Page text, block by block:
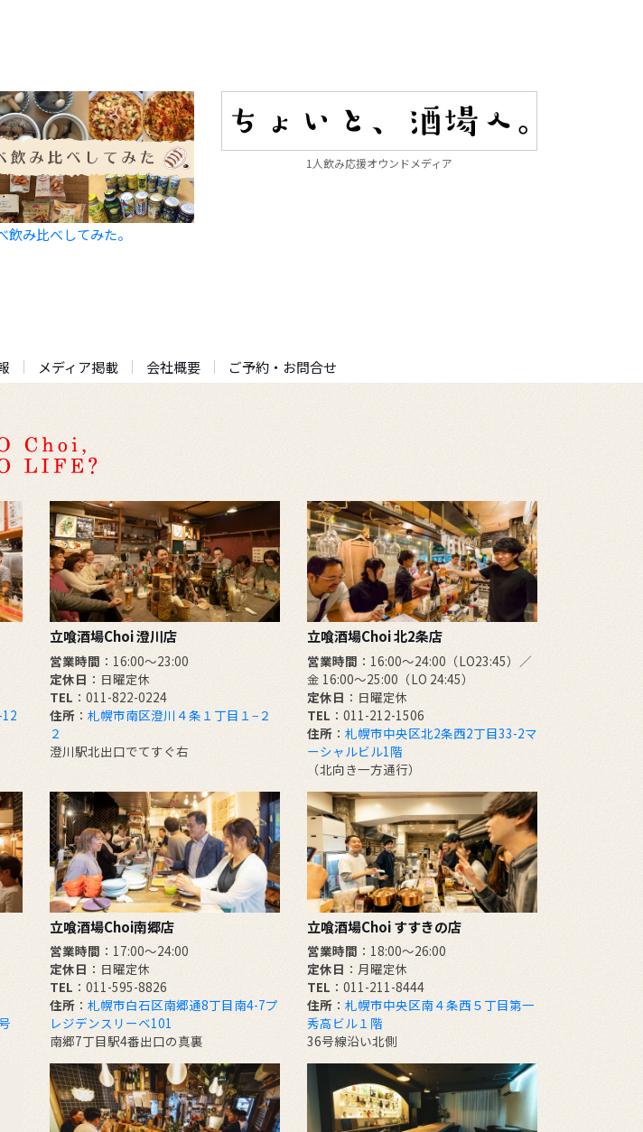
飲み比べしてみた。
1人飲み応援オウンドメディア
メディア掲載 会社概要 ご予約・お問合せ
立喰酒場Choi 澄川店
営業時間 ：16:00～23:00
定休日 ：日曜定休
TEL ：011-822-0224
住所 ： 札幌市南区澄川４条１丁目１−２
２
澄川駅北出口でてすぐ右
立喰酒場Choi 北2条店
営業時間 ：16:00～24:00（LO23:45）／
金 16:00～25:00（LO 24:45）
定休日 ：日曜定休
TEL ：011-212-1506
住所 ： 札幌市中央区北2条西2丁目33-2マ
ーシャルビル1階
（北向き一方通行）
立喰酒場Choi南郷店
営業時間 ：17:00～24:00
定休日 ：日曜定休
TEL ：011-595-8826
住所 ： 札幌市白石区南郷通8丁目南4-7プ
レジデンスリーベ101
南郷7丁目駅4番出口の真裏
立喰酒場Choi すすきの店
営業時間 ：18:00～26:00
定休日 ：月曜定休
TEL ：011-211-8444
住所 ： 札幌市中央区南４条西５丁目第一
秀高ビル１階
36号線沿い北側